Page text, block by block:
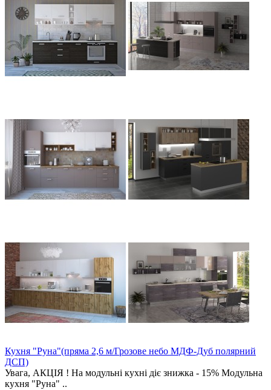
Кухня "Руна"(пряма 2,6 м/Грозове небо МДФ-Дуб полярний
ДСП)
Увага, АКЦІЯ ! На модульні кухні діє знижка - 15% Модульна
кухня "Руна" ..